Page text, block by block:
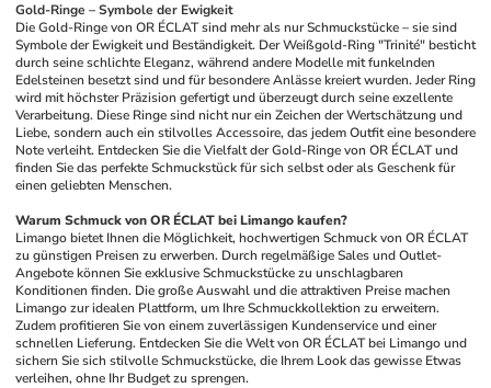
Gold-Ringe – Symbole der Ewigkeit
Die Gold-Ringe von OR ÉCLAT sind mehr als nur Schmuckstücke – sie sind
Symbole der Ewigkeit und Beständigkeit. Der Weißgold-Ring "Trinité" besticht
durch seine schlichte Eleganz, während andere Modelle mit funkelnden
Edelsteinen besetzt sind und für besondere Anlässe kreiert wurden. Jeder Ring
wird mit höchster Präzision gefertigt und überzeugt durch seine exzellente
Verarbeitung. Diese Ringe sind nicht nur ein Zeichen der Wertschätzung und
Liebe, sondern auch ein stilvolles Accessoire, das jedem Outfit eine besondere
Note verleiht. Entdecken Sie die Vielfalt der Gold-Ringe von OR ÉCLAT und
finden Sie das perfekte Schmuckstück für sich selbst oder als Geschenk für
einen geliebten Menschen.
Warum Schmuck von OR ÉCLAT bei Limango kaufen?
Limango bietet Ihnen die Möglichkeit, hochwertigen Schmuck von OR ÉCLAT
zu günstigen Preisen zu erwerben. Durch regelmäßige Sales und Outlet-
Angebote können Sie exklusive Schmuckstücke zu unschlagbaren
Konditionen finden. Die große Auswahl und die attraktiven Preise machen
Limango zur idealen Plattform, um Ihre Schmuckkollektion zu erweitern.
Zudem profitieren Sie von einem zuverlässigen Kundenservice und einer
schnellen Lieferung. Entdecken Sie die Welt von OR ÉCLAT bei Limango und
sichern Sie sich stilvolle Schmuckstücke, die Ihrem Look das gewisse Etwas
verleihen, ohne Ihr Budget zu sprengen.